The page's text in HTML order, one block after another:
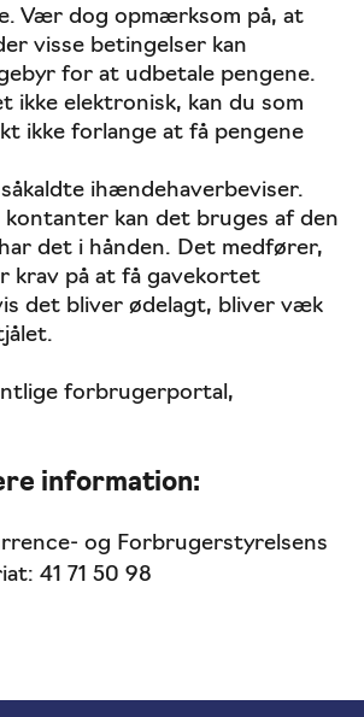
Vær dog opmærksom på, at
visse betingelser kan
for at udbetale pengene.
ikke elektronisk, kan du som
ikke forlange at få pengene
ihændehaverbeviser.
kontanter kan det bruges af den
det i hånden. Det medfører,
krav på at få gavekortet
det bliver ødelagt, bliver væk
forbrugerportal,
information:
og Forbrugerstyrelsens
41 71 50 98